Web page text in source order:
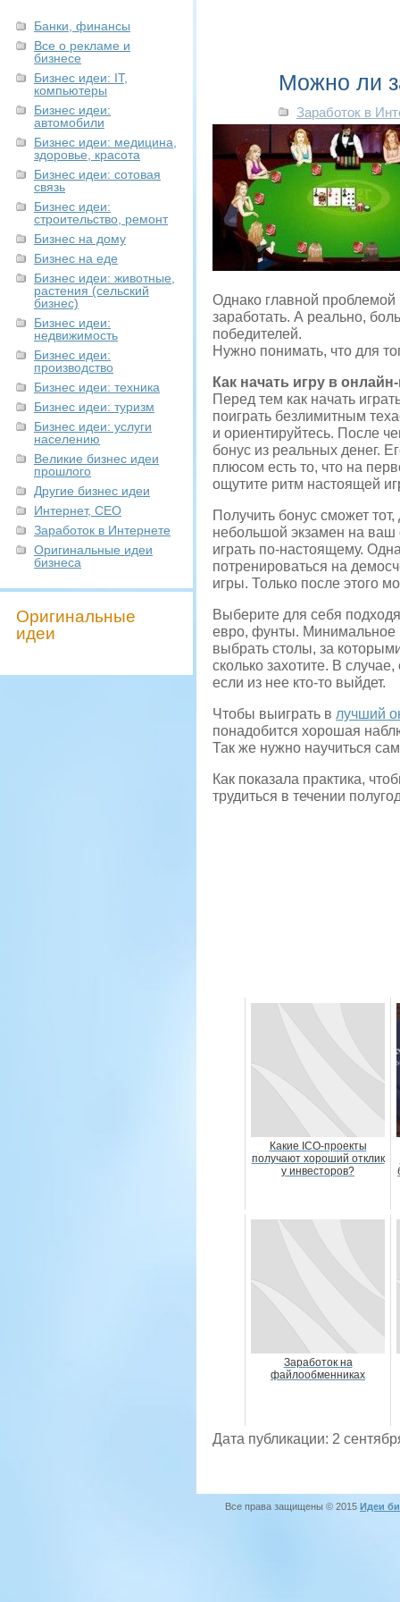
Банки, финансы
Все о рекламе и
бизнесе
Бизнес идеи: IT,
компьютеры
Бизнес идеи:
автомобили
Бизнес идеи: медицина,
здоровье, красота
Бизнес идеи: сотовая
связь
Бизнес идеи:
строительство, ремонт
Бизнес на дому
Бизнес на еде
Бизнес идеи: животные,
растения (сельский
бизнес)
Бизнес идеи:
недвижимость
Бизнес идеи:
производство
Бизнес идеи: техника
Бизнес идеи: туризм
Бизнес идеи: услуги
населению
Великие бизнес идеи
прошлого
Другие бизнес идеи
Интернет, СЕО
Заработок в Интернете
Оригинальные идеи
бизнеса
Оригинальные
идеи
Можно ли
Заработок в
Однако главной проблемой
заработать. А реально,
победителей.
Нужно понимать, что для
Как начать игру в
Перед тем как начать
поиграть безлимитным
и ориентируйтесь. После
бонус из реальных денег.
плюсом есть то, что на
ощутите ритм настоящей
Получить бонус сможет
небольшой экзамен на ваш
играть по-настоящему.
потренироваться на
игры. Только после этого
Выберите для себя
евро, фунты. Минимальное
выбрать столы, за
сколько захотите. В
если из нее кто-то выйдет.
Чтобы выиграть в лучший
понадобится хорошая
Так же нужно научиться
Как показала практика,
трудиться в течении
Какие ICO-проекты
получают хороший отклик
у инвесторов?
Заработок на
файлообменниках
Дата публикации: 2
Все права защищены © 2015 Идеи